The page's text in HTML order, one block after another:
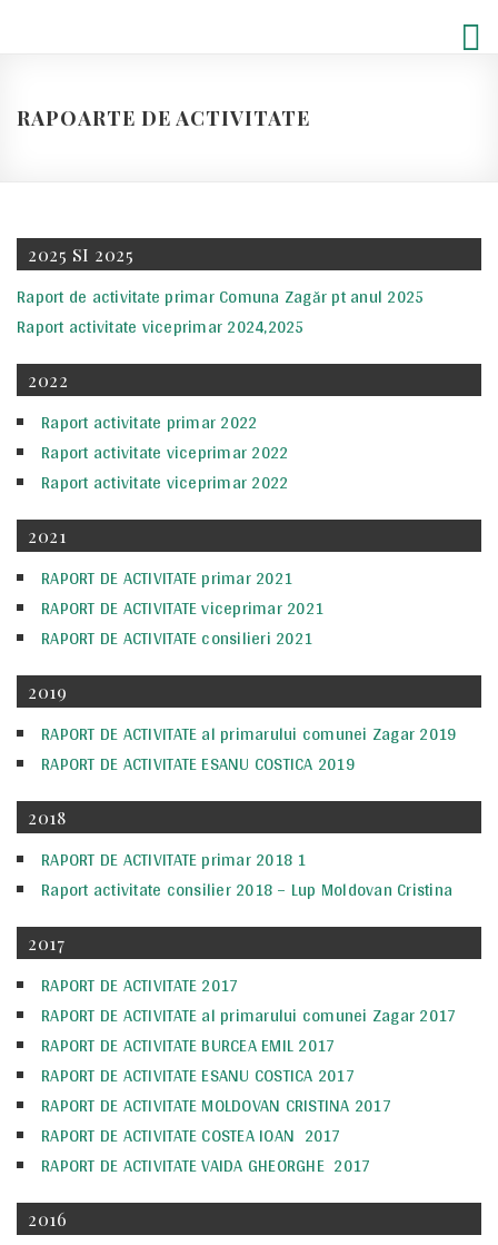
RAPOARTE DE ACTIVITATE
2025 SI 2025
Raport de activitate primar Comuna Zagăr pt anul 2025
Raport activitate viceprimar 2024,2025
2022
Raport activitate primar 2022
Raport activitate viceprimar 2022
Raport activitate viceprimar 2022
2021
RAPORT DE ACTIVITATE primar 2021
RAPORT DE ACTIVITATE viceprimar 2021
RAPORT DE ACTIVITATE consilieri 2021
2019
RAPORT DE ACTIVITATE al primarului comunei Zagar 2019
RAPORT DE ACTIVITATE ESANU COSTICA 2019
2018
RAPORT DE ACTIVITATE primar 2018 1
Raport activitate consilier 2018 – Lup Moldovan Cristina
2017
RAPORT DE ACTIVITATE 2017
RAPORT DE ACTIVITATE al primarului comunei Zagar 2017
RAPORT DE ACTIVITATE BURCEA EMIL 2017
RAPORT DE ACTIVITATE ESANU COSTICA 2017
RAPORT DE ACTIVITATE MOLDOVAN CRISTINA 2017
RAPORT DE ACTIVITATE COSTEA IOAN 2017
RAPORT DE ACTIVITATE VAIDA GHEORGHE 2017
2016